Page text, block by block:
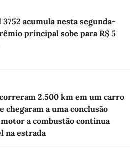
acumula nesta segunda-
principal sobe para R$ 5
2.500 km em um carro
chegaram a uma conclusão
a combustão continua
na estrada